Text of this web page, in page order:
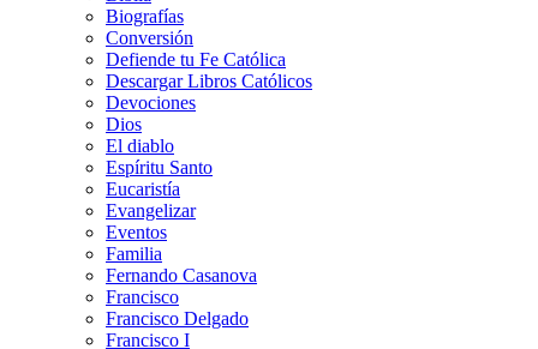
Biografías
Conversión
Defiende tu Fe Católica
Descargar Libros Católicos
Devociones
Dios
El diablo
Espíritu Santo
Eucaristía
Evangelizar
Eventos
Familia
Fernando Casanova
Francisco
Francisco Delgado
Francisco I